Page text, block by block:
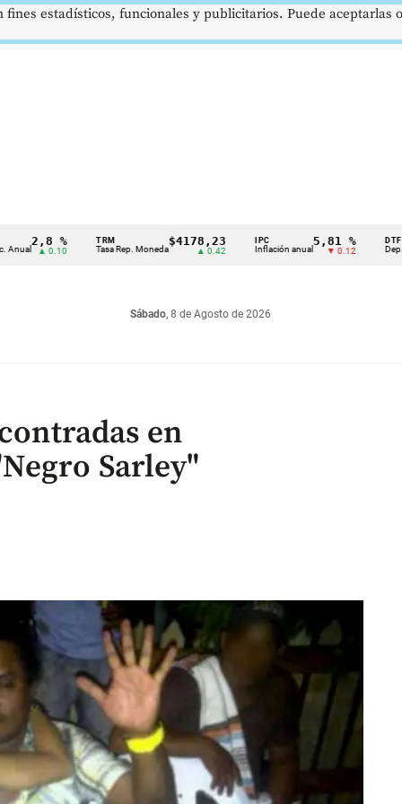
2,8 %
▲ 0.10
TRM
Tasa Rep. Moneda
$4178,23
▲ 0.42
IPC
Inflación anual
5,81 %
▼ 0.12
DTF
Dep.
Sábado, 8 de Agosto de 2026
en
Sarley"
estadísticos, funcionales y publicitarios. Puede aceptarlas